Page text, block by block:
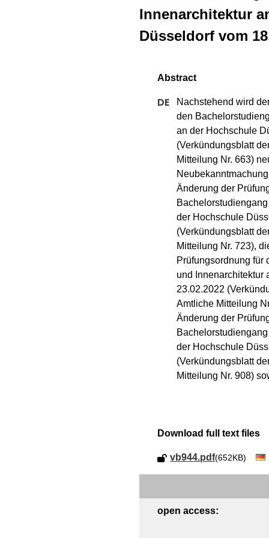
Innenarchitektur
Düsseldorf vom
Nachstehend wird
den
an der Hochschule
(Verkündungsblatt
Mitteilung Nr. 663)
Änderung der
der Hochschule
(Verkündungsblatt
Mitteilung Nr. 723),
Prüfungsordnung für
und Innenarchitektur
23.02.2022
Amtliche Mitteilung
Änderung der
der Hochschule
(Verkündungsblatt
Mitteilung Nr. 908)
Download full text files
vb944.pdf(652KB)
open access: